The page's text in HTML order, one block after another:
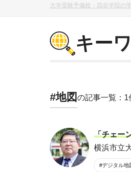
大学受験予備校・四谷学院の
キー
#地図の記事一覧：1
「チェー
横浜市立
#デジタル地